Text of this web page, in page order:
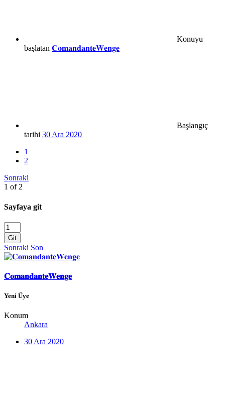
Konuyu
başlatan 𝐂𝐨𝐦𝐚𝐧𝐝𝐚𝐧𝐭𝐞𝐖𝐞𝐧𝐠𝐞
Başlangıç
tarihi 30 Ara 2020
1
2
Sonraki
1 of 2
Sayfaya git
Git
Sonraki Son
𝐂𝐨𝐦𝐚𝐧𝐝𝐚𝐧𝐭𝐞𝐖𝐞𝐧𝐠𝐞
Yeni Üye
Konum
Ankara
30 Ara 2020